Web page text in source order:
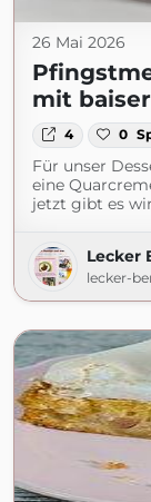
26 Mai 2026
mit baiser
4 0
Für unser
eine
jetzt gibt es
Lecker
lecker-